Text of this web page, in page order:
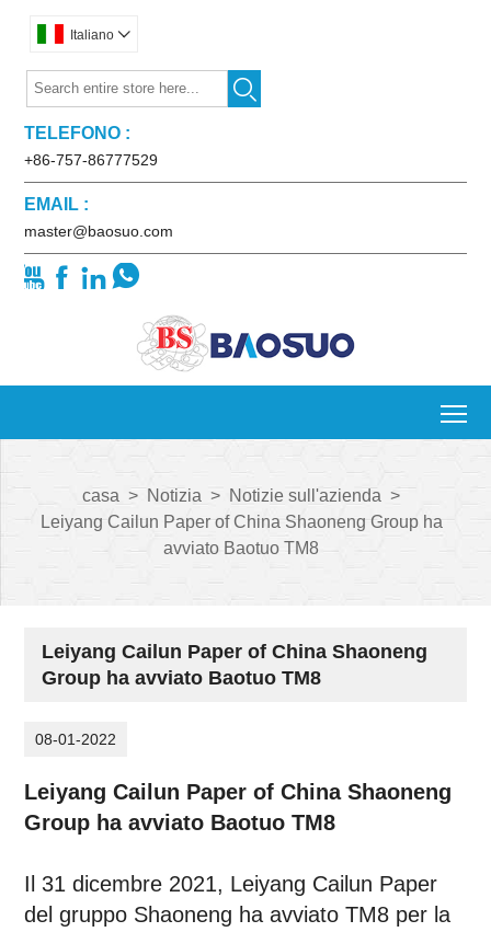
Italiano 

TELEFONO :
+86-757-86777529
EMAIL :
master@baosuo.com
   
casa > Notizia > Notizie sull'azienda >
Leiyang Cailun Paper of China Shaoneng Group ha
avviato Baotuo TM8
Leiyang Cailun Paper of China Shaoneng
Group ha avviato Baotuo TM8
08-01-2022
Leiyang Cailun Paper of China Shaoneng
Group ha avviato Baotuo TM8
Il 31 dicembre 2021, Leiyang Cailun Paper
del gruppo Shaoneng ha avviato TM8 per la